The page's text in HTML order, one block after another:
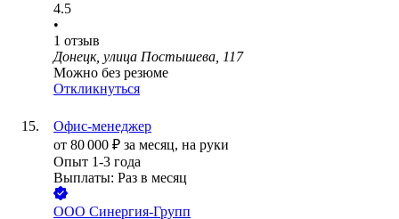
4.5
•
1 отзыв
Донецк, улица Постышева, 117
Можно без резюме
Откликнуться
Офис-менеджер
от 80 000 ₽ за месяц, на руки
Опыт 1-3 года
Выплаты: Раз в месяц
ООО Синергия-Групп